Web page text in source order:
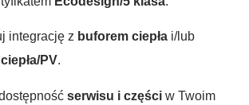
integrację z buforem ciepła i/lub
PV.
serwisu i części w Twoim